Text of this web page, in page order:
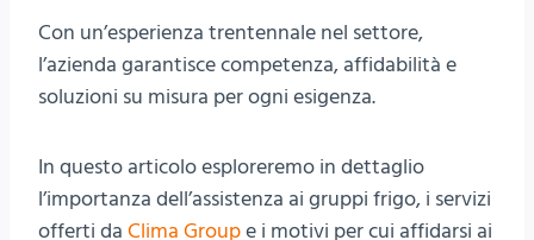
Con un’esperienza trentennale nel settore,
l’azienda garantisce competenza, affidabilità e
soluzioni su misura per ogni esigenza.
In questo articolo esploreremo in dettaglio
l’importanza dell’assistenza ai gruppi frigo, i servizi
offerti da Clima Groupe i motivi per cui affidarsi ai